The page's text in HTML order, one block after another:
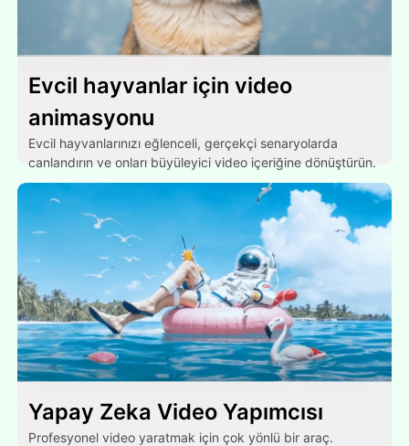
Evcil hayvanlar için video
animasyonu
Evcil hayvanlarınızı eğlenceli, gerçekçi senaryolarda
canlandırın ve onları büyüleyici video içeriğine dönüştürün.
Yapay Zeka Video Yapımcısı
Profesyonel video yaratmak için çok yönlü bir araç.